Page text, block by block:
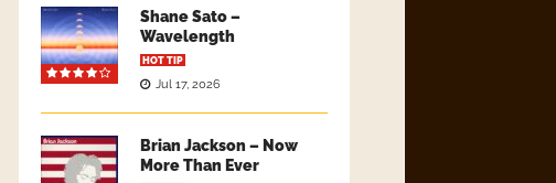
Shane Sato –
Wavelength
HOT TIP
Jul 17, 2026
Brian Jackson – Now
More Than Ever